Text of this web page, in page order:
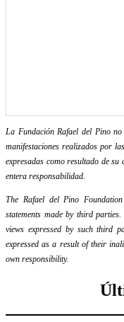
La Fundación Rafael del Pino
manifestaciones realizados por
expresadas como resultado de
entera responsabilidad.
The Rafael del Pino
statements made by third
views expressed by such third
expressed as a result of their
own responsibility.